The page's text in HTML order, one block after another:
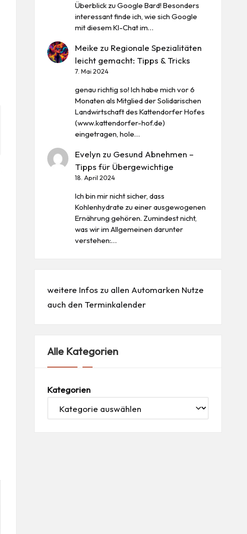
Überblick zu Google Bard! Besonders
interessant finde ich, wie sich Google
mit diesem KI-Chat im…
Meike zu Regionale Spezialitäten
leicht gemacht: Tipps & Tricks
7. Mai 2024
genau richtig so! Ich habe mich vor 6
Monaten als Mitglied der Solidarischen
Landwirtschaft des Kattendorfer Hofes
(www.kattendorfer-hof.de)
eingetragen, hole…
Evelyn zu Gesund Abnehmen –
Tipps für Übergewichtige
18. April 2024
Ich bin mir nicht sicher, dass
Kohlenhydrate zu einer ausgewogenen
Ernährung gehören. Zumindest nicht,
was wir im Allgemeinen darunter
verstehen:…
weitere Infos zu allen Automarken Nutze
auch den Terminkalender
Alle Kategorien
Kategorien